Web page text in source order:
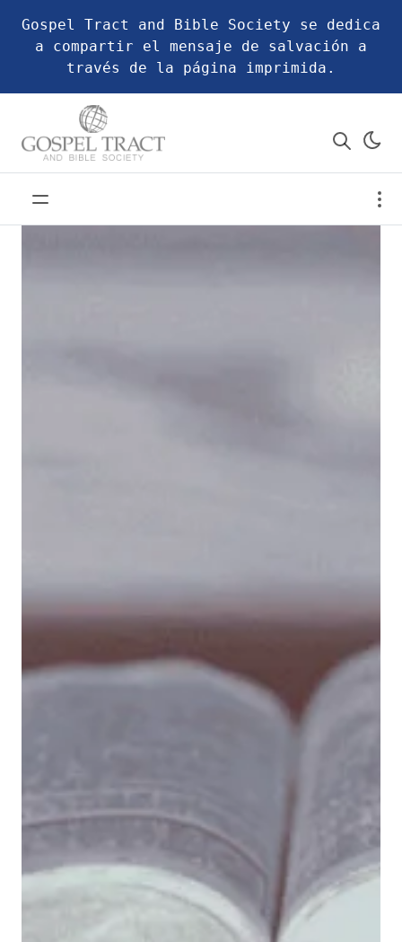
Gospel Tract and Bible Society se dedica
a compartir el mensaje de salvación a
través de la página imprimida.